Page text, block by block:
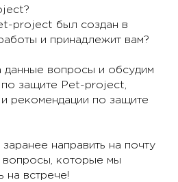
project был создан в
и принадлежит вам?
данные вопросы и обсудим
защите Pet-project,
рекомендации по защите
направить на почту
которые мы
на встрече!